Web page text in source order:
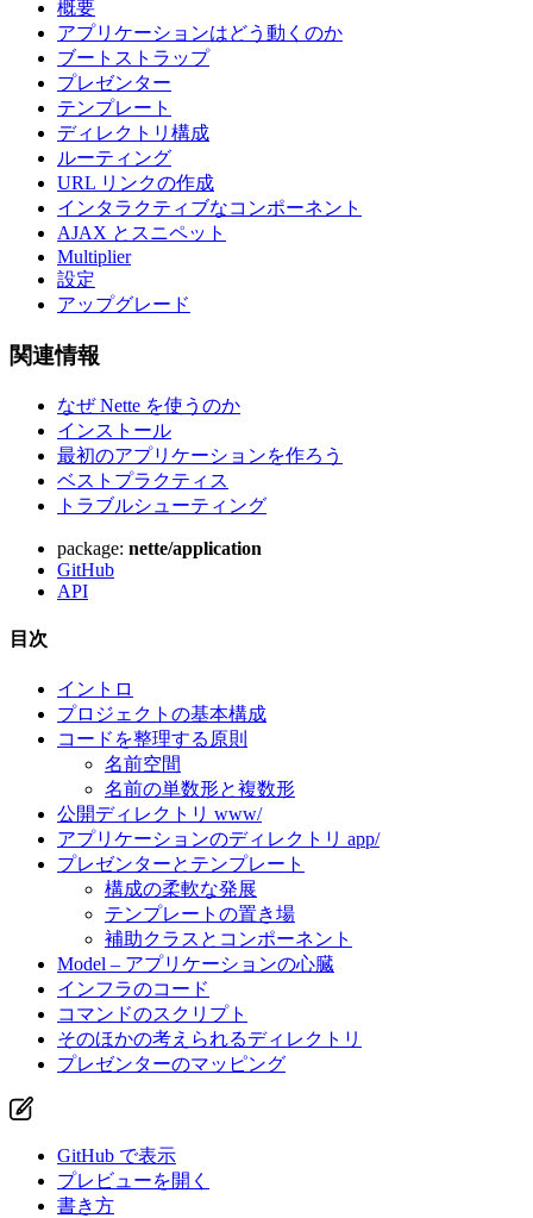
概要
アプリケーションはどう動くのか
ブートストラップ
プレゼンター
テンプレート
ディレクトリ構成
ルーティング
URL リンクの作成
インタラクティブなコンポーネント
AJAX とスニペット
Multiplier
設定
アップグレード
関連情報
なぜ Nette を使うのか
インストール
最初のアプリケーションを作ろう
ベストプラクティス
トラブルシューティング
package: nette/application
GitHub
API
目次
イントロ
プロジェクトの基本構成
コードを整理する原則
名前空間
名前の単数形と複数形
公開ディレクトリ www/
アプリケーションのディレクトリ app/
プレゼンターとテンプレート
構成の柔軟な発展
テンプレートの置き場
補助クラスとコンポーネント
Model – アプリケーションの心臓
インフラのコード
コマンドのスクリプト
そのほかの考えられるディレクトリ
プレゼンターのマッピング
GitHub で表示
プレビューを開く
書き方